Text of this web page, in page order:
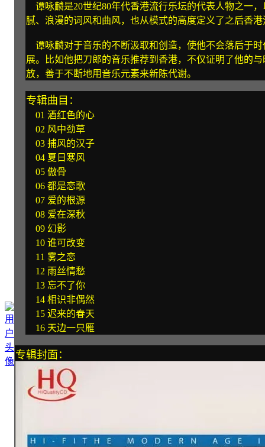
谭咏麟是20世纪80年代香港流行乐坛的代表人物之一
腻、浪漫的词风和曲风，也从模式的高度定义了之后香
谭咏麟对于音乐的不断汲取和创造，使他不会落后于
展。比如他把刀郎的音乐推荐到香港，不仅证明了他的
放，善于不断地用音乐元素来新陈代谢。
专辑曲目：
01 酒红色的心
02 风中劲草
03 捕风的汉子
04 夏日寒风
05 傲骨
06 都是恋歌
07 爱的根源
08 爱在深秋
09 幻影
10 谁可改变
11 雾之恋
12 雨丝情愁
13 忘不了你
14 相识非偶然
15 迟来的春天
16 天边一只雁
专辑封面：